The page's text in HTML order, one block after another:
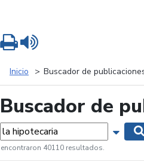
Inicio Buscador de
Buscador de
encontraron 40110 resultados.
Imprimir